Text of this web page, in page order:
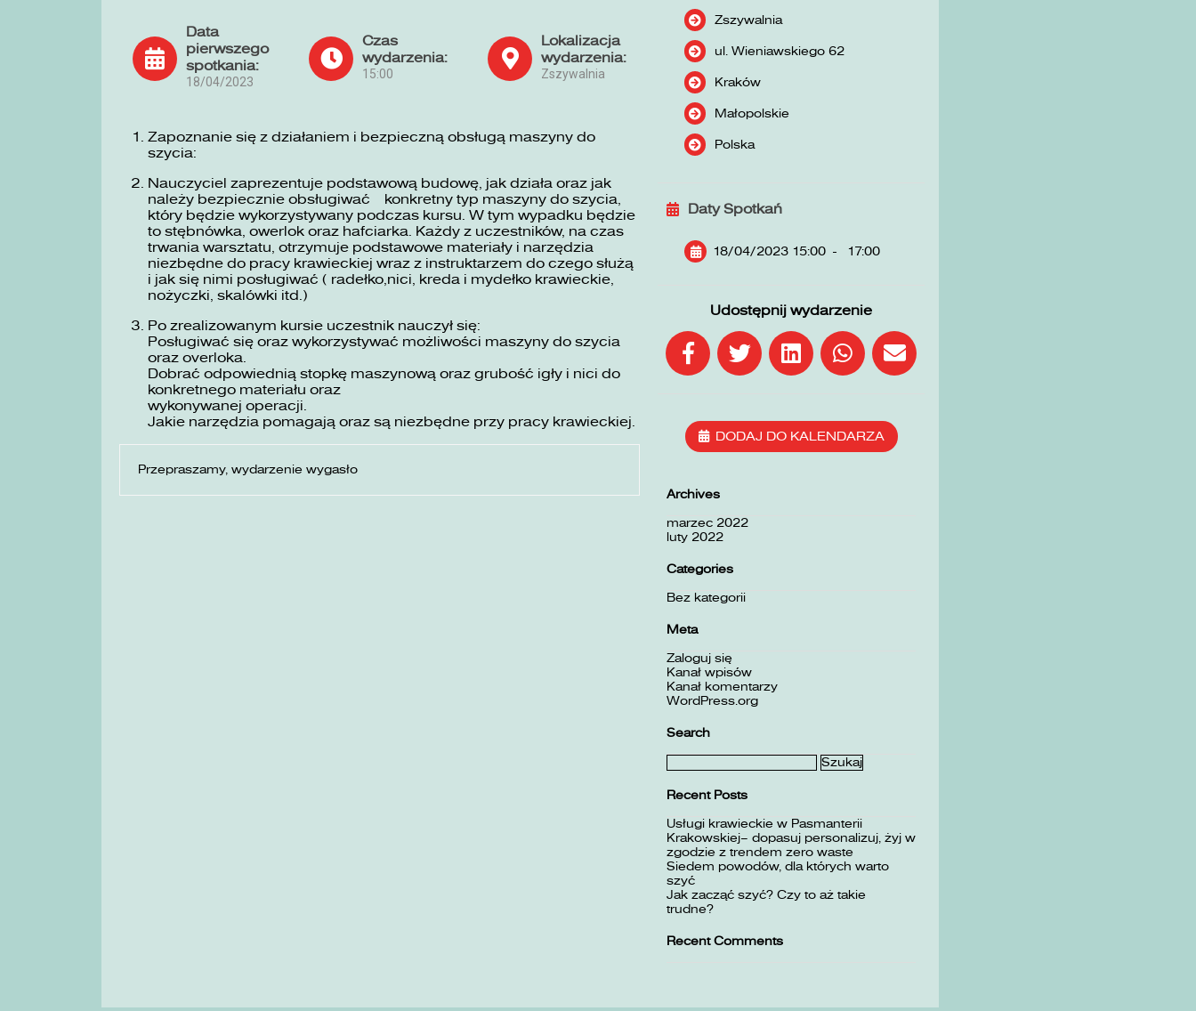
Data
pierwszego
spotkania:
18/04/2023
Czas
wydarzenia:
15:00
Lokalizacja
wydarzenia:
Zszywalnia
Zapoznanie się z działaniem i bezpieczną obsługą maszyny do
szycia:
Nauczyciel zaprezentuje podstawową budowę, jak działa oraz jak
należy bezpiecznie obsługiwać konkretny typ maszyny do szycia,
który będzie wykorzystywany podczas kursu. W tym wypadku będzie
to stębnówka, owerlok oraz hafciarka. Każdy z uczestników, na czas
trwania warsztatu, otrzymuje podstawowe materiały i narzędzia
niezbędne do pracy krawieckiej wraz z instruktarzem do czego służą
i jak się nimi posługiwać ( radełko,nici, kreda i mydełko krawieckie,
nożyczki, skalówki itd.)
Po zrealizowanym kursie uczestnik nauczył się:
Posługiwać się oraz wykorzystywać możliwości maszyny do szycia
oraz overloka.
Dobrać odpowiednią stopkę maszynową oraz grubość igły i nici do
konkretnego materiału oraz
wykonywanej operacji.
Jakie narzędzia pomagają oraz są niezbędne przy pracy krawieckiej.
Przepraszamy, wydarzenie wygasło
Zszywalnia
ul. Wieniawskiego 62
Kraków
Małopolskie
Polska
Daty Spotkań
18/04/2023 15:00 - 17:00
Udostępnij wydarzenie
DODAJ DO KALENDARZA
Archives
marzec 2022
luty 2022
Categories
Bez kategorii
Meta
Zaloguj się
Kanał wpisów
Kanał komentarzy
WordPress.org
Search
Szukaj:
Recent Posts
Usługi krawieckie w Pasmanterii
Krakowskiej– dopasuj personalizuj, żyj w
zgodzie z trendem zero waste
Siedem powodów, dla których warto
szyć
Jak zacząć szyć? Czy to aż takie
trudne?
Recent Comments